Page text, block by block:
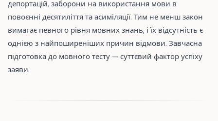
депортацій, заборони на використання мови в
повоєнні десятиліття та асиміляції. Тим не менш закон
вимагає певного рівня мовних знань, і їх відсутність є
однією з найпоширеніших причин відмови. Завчасна
підготовка до мовного тесту — суттєвий фактор успіху
заяви.